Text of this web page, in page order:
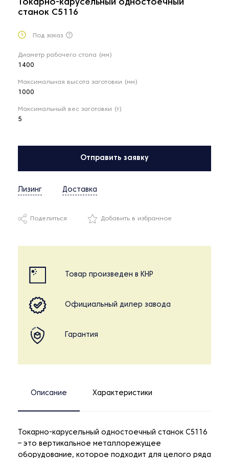
Токарно-карусельный одностоечный
станок C5116
Под заказ
Диаметр рабочего стола (мм)
1400
Максимальная высота заготовки (мм)
1000
Максимальный вес заготовки (т)
5
Отправить заявку
Лизинг Доставка
Поделиться Добавить в избранное
Товар произведен в КНР
Официальный дилер завода
Гарантия
Описание Характеристики
Токарно-карусельный одностоечный станок C5116
– это вертикальное металлорежущее
оборудование, которое подходит для целого ряда